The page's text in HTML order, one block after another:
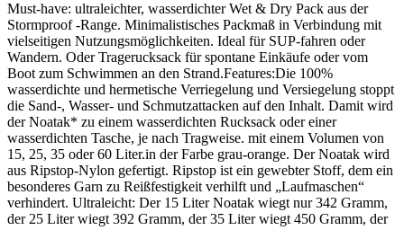
Must-have: ultraleichter, wasserdichter Wet & Dry Pack aus der
Stormproof -Range. Minimalistisches Packmaß in Verbindung mit
vielseitigen Nutzungsmöglichkeiten. Ideal für SUP-fahren oder
Wandern. Oder Tragerucksack für spontane Einkäufe oder vom
Boot zum Schwimmen an den Strand.Features:Die 100%
wasserdichte und hermetische Verriegelung und Versiegelung stoppt
die Sand-, Wasser- und Schmutzattacken auf den Inhalt. Damit wird
der Noatak* zu einem wasserdichten Rucksack oder einer
wasserdichten Tasche, je nach Tragweise. mit einem Volumen von
15, 25, 35 oder 60 Liter.in der Farbe grau-orange. Der Noatak wird
aus Ripstop-Nylon gefertigt. Ripstop ist ein gewebter Stoff, dem ein
besonderes Garn zu Reißfestigkeit verhilft und „Laufmaschen“
verhindert. Ultraleicht: Der 15 Liter Noatak wiegt nur 342 Gramm,
der 25 Liter wiegt 392 Gramm, der 35 Liter wiegt 450 Gramm, der